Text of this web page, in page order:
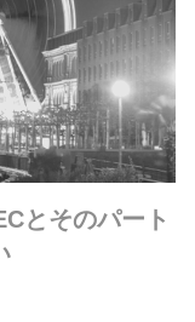
とそのパート